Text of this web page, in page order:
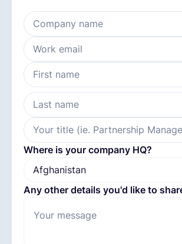
Company name
Work email
First name
Last name
Your title (ie. Partnership
Where is your company HQ?
Any other details you'd like to